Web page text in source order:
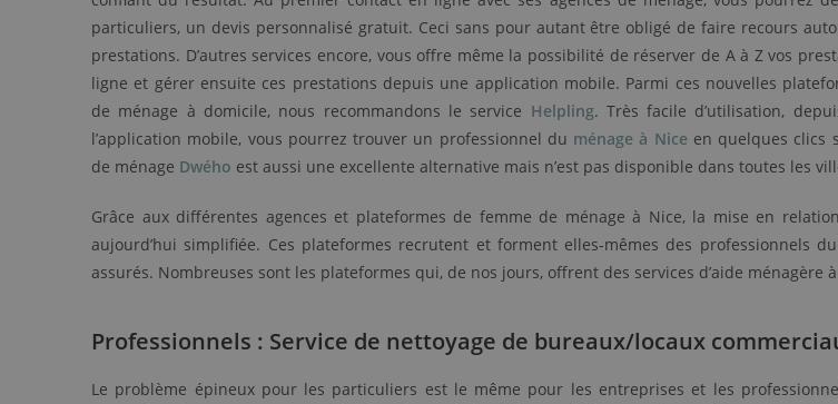
particuliers, un devis personnalisé gratuit. Ceci sans pour autant être obligé de faire recours
prestations. D’autres services encore, vous offre même la possibilité de réserver de A à Z vos
ligne et gérer ensuite ces prestations depuis une application mobile. Parmi ces nouvelles
de ménage à domicile, nous recommandons le service Helpling. Très facile d’utilisation,
l’application mobile, vous pourrez trouver un professionnel du ménage à Niceen quelques clics
de ménage Dwého est aussi une excellente alternative mais n’est pas disponible dans toutes les
Grâce aux différentes agences et plateformes de femme de ménage à Nice, la mise en
aujourd’hui simplifiée. Ces plateformes recrutent et forment elles-mêmes des professionnels
assurés. Nombreuses sont les plateformes qui, de nos jours, offrent des services d’aide ménagère
Professionnels : Service de nettoyage de bureaux/locaux
Le problème épineux pour les particuliers est le même pour les entreprises et les